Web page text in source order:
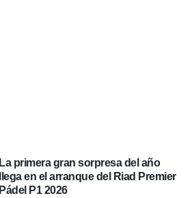
La primera gran sorpresa del año
llega en el arranque del Riad Premier
Pádel P1 2026